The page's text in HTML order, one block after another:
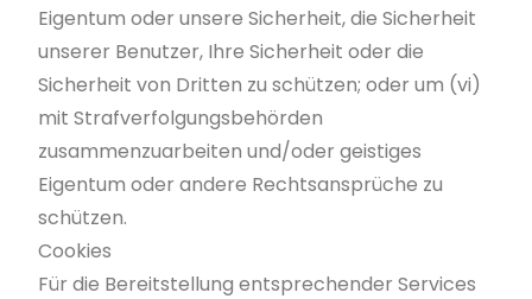
Eigentum oder unsere Sicherheit, die Sicherheit
unserer Benutzer, Ihre Sicherheit oder die
Sicherheit von Dritten zu schützen; oder um (vi)
mit Strafverfolgungsbehörden
zusammenzuarbeiten und/oder geistiges
Eigentum oder andere Rechtsansprüche zu
schützen.
Cookies
Für die Bereitstellung entsprechender Services